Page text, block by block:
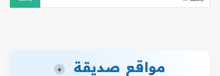
مواقع صديقة +